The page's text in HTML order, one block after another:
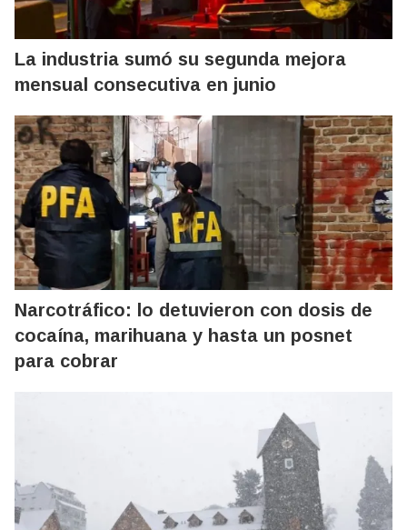
La industria sumó su segunda mejora
mensual consecutiva en junio
Narcotráfico: lo detuvieron con dosis de
cocaína, marihuana y hasta un posnet
para cobrar